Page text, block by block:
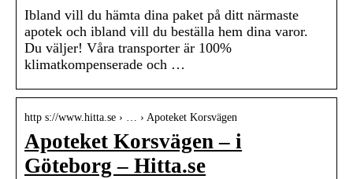
Ibland vill du hämta dina paket på ditt närmaste
apotek och ibland vill du beställa hem dina varor.
Du väljer! Våra transporter är 100%
klimatkompenserade och …
http s://www.hitta.se › … › Apoteket Korsvägen
Apoteket Korsvägen – i
Göteborg – Hitta.se